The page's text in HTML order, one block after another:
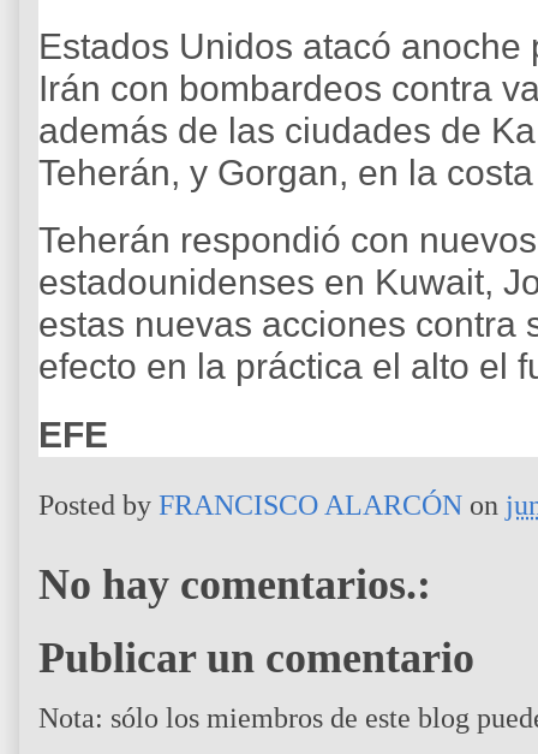
Estados Unidos atacó
Irán con bombardeos contra
además de las ciudades de
Teherán, y Gorgan, en la
Teherán respondió con
estadounidenses en Kuwait,
estas nuevas acciones contra
efecto en la práctica el alto el
EFE
Posted by FRANCISCO ALARCÓN on
No hay comentarios.:
Publicar un comentario
Nota: sólo los miembros de este blog